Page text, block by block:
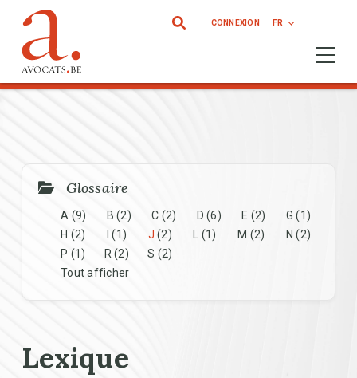
Aller au contenu principal
Ouvrir
CONNEXION FR
Glossaire
A (9) B (2) C (2) D (6) E (2) G (1)
H (2) (1) J (2) (1) M (2) N (2)
P (1) R (2) S (2)
Tout afficher
Lexique